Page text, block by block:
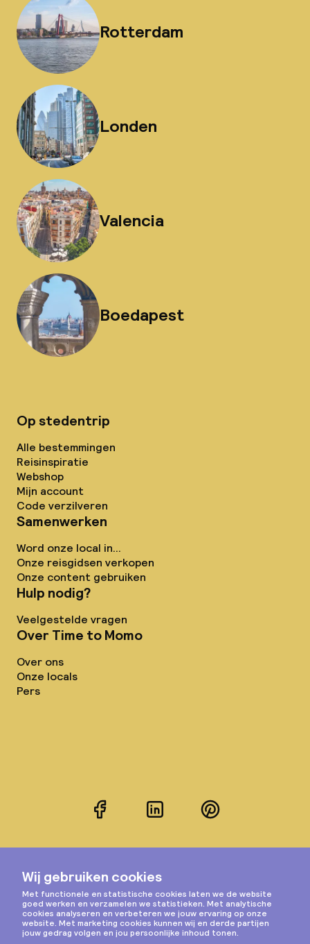
Rotterdam
Londen
Valencia
Boedapest
Op stedentrip
Alle bestemmingen
Reisinspiratie
Webshop
Mijn account
Code verzilveren
Samenwerken
Word onze local in...
Onze reisgidsen verkopen
Onze content gebruiken
Hulp nodig?
Veelgestelde vragen
Over Time to Momo
Over ons
Onze locals
Pers
FacebookLinkedInPinterest
Instagram